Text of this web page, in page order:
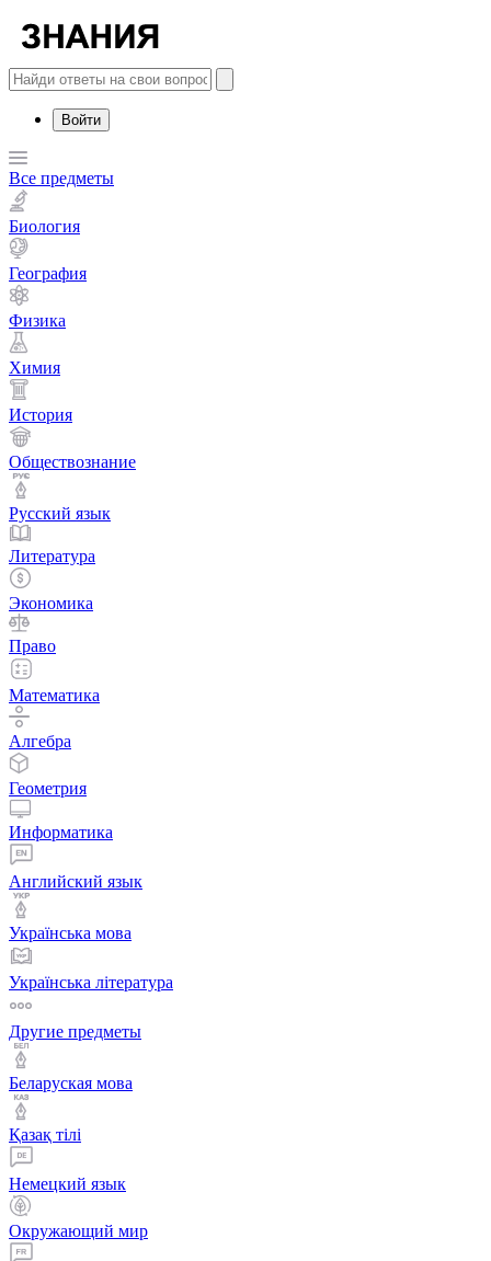
Войти
Все предметы
Биология
География
Физика
Химия
История
Обществознание
Русский язык
Литература
Экономика
Право
Математика
Алгебра
Геометрия
Информатика
Английский язык
Українська мова
Українська література
Другие предметы
Беларуская мова
Қазақ тiлi
Немецкий язык
Окружающий мир